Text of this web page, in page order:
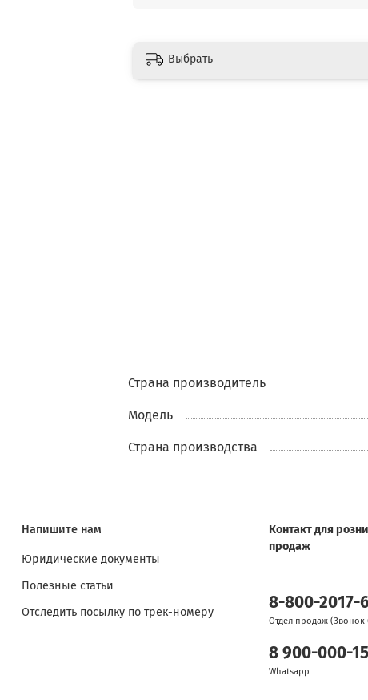
Выбрать
Страна производитель
Модель
Страна производства
Напишите нам
Юридические документы
Полезные статьи
Отследить посылку по трек-номеру
Контакт для
продаж
8-800-2017-
Отдел продаж (Звонок
8 900-000-
Whatsapp